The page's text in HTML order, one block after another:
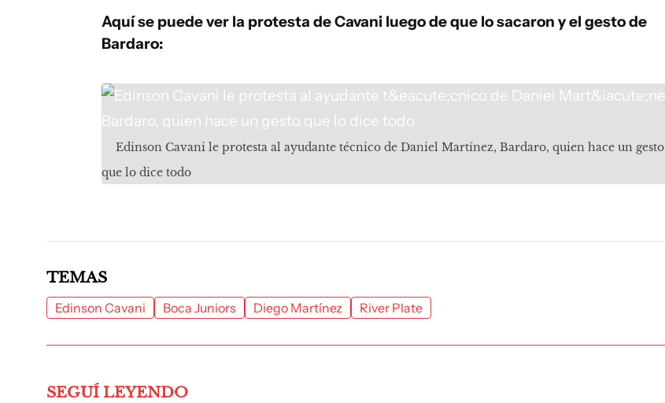
Aquí se puede ver la protesta de Cavani luego de que lo sacaron y el gesto de
Bardaro:
Edinson Cavani le protesta al ayudante técnico de Daniel Martínez, Bardaro, quien hace un gesto
que lo dice todo
TEMAS
Edinson Cavani Boca Juniors Diego Martínez River Plate
SEGUÍ LEYENDO